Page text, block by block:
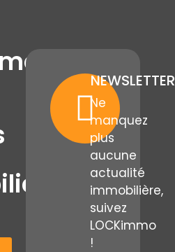
NEWSLETTER
Ne
manquez
plus
aucune
actualité
immobilière,
suivez
LOCKimmo
!